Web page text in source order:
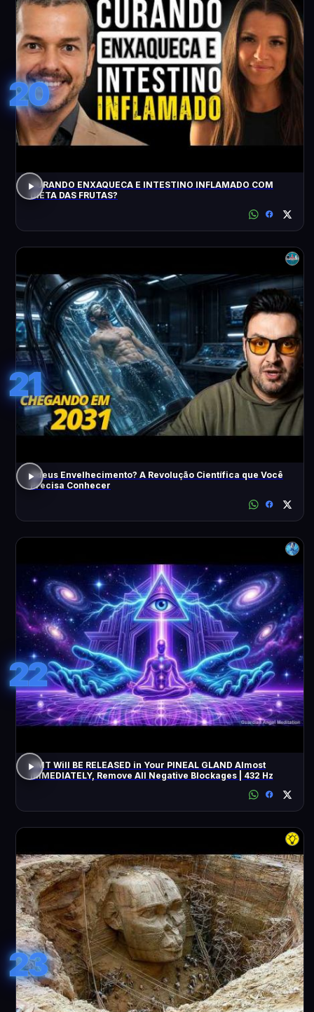
20
CURANDO ENXAQUECA E INTESTINO INFLAMADO COM
DIETA DAS FRUTAS?
21
Adeus Envelhecimento? A Revolução Científica que Você
Precisa Conhecer
22
DMT Will BE RELEASED in Your PINEAL GLAND Almost
IMMEDIATELY, Remove All Negative Blockages | 432 Hz
23